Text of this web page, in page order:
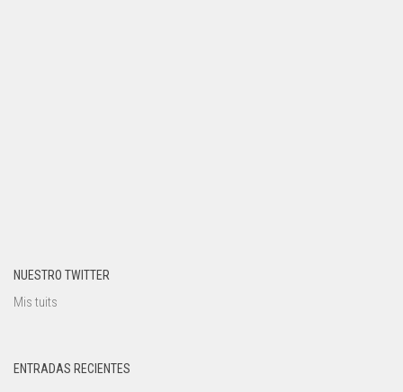
NUESTRO TWITTER
Mis tuits
ENTRADAS RECIENTES